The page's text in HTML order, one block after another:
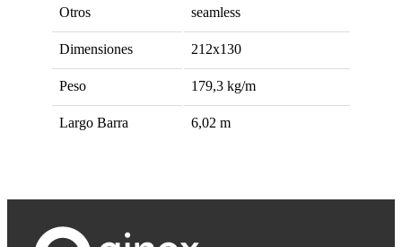
Otros seamless
Dimensiones 212x130
Peso 179,3 kg/m
Largo Barra 6,02 m